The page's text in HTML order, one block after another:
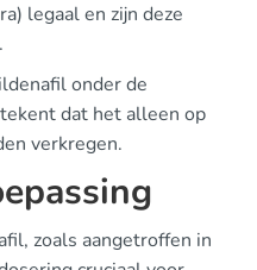
legaal en zijn deze
onder de
dat het alleen op
verkregen.
zoals aangetroffen in